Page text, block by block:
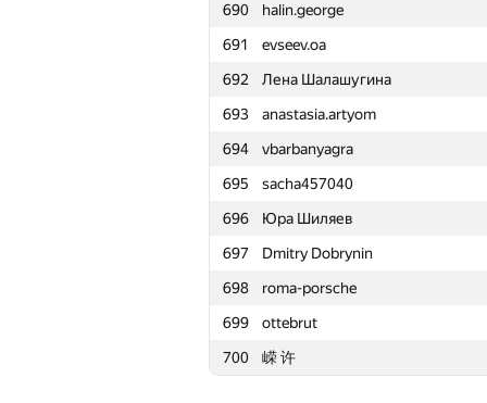
690
halin.george
691
evseev.oa
692
Лена Шалашугина
693
anastasia.artyom
694
vbarbanyagra
695
sacha457040
696
Юра Шиляев
697
Dmitry Dobrynin
698
roma-porsche
699
ottebrut
700
嵘 许
667
shift2501
668
rodion-permin
669
振豪 張
670
Leung Theogry
671
toshkaakafable
672
Bhavit Sharma
673
Kuanyshbai.Aybar
674
Михаил Алексеев
675
seniorsolt
676
darlam
677
Алексей